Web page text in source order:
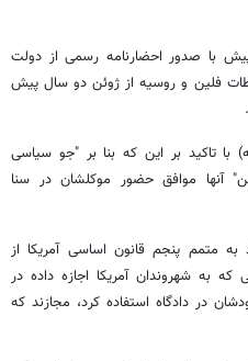
با صدور احضارنامه رسمی از دولت
فلین و روسیه از ژوئن دو سال پیش
با تاکید بر این که بنا بر "جو سیاسی
آنها موافق حضور موکلشان در سنا
به متمم پنجم قانون اساسی آمریکا از
به شهروندان آمریکا اجازه داده در
در دادگاه استفاده کرد، مجازند که